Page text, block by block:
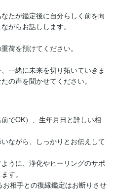
たが鑑定後に自分らしく前を向
がらお話しします。
荷を預けてください。
一緒に未来を切り拓いていきま
の声を聞かせてください。
でOK）、生年月日と詳しい相
ながら、しっかりとお伝えして
うに、浄化やヒーリングのサポ
す。
相手との復縁鑑定はお断りさせ